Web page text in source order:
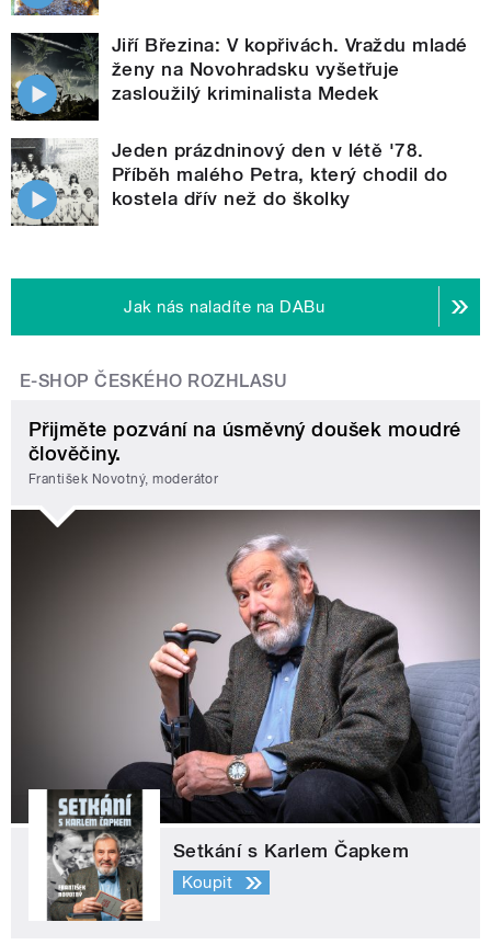
Jiří Březina: V kopřivách. Vraždu mladé
ženy na Novohradsku vyšetřuje
zasloužilý kriminalista Medek
Jeden prázdninový den v létě '78.
Příběh malého Petra, který chodil do
kostela dřív než do školky
Jak nás naladíte na DABu
E-SHOP ČESKÉHO ROZHLASU
Přijměte pozvání na úsměvný doušek moudré
člověčiny.
František Novotný, moderátor
Setkání s Karlem Čapkem
Koupit